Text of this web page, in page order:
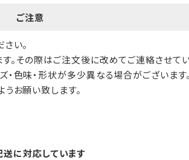
ご注意
い。
その際はご注文後に改めてご連絡させてい
色味・形状が多少異なる場合がございます
お願い致します。
に対応しています